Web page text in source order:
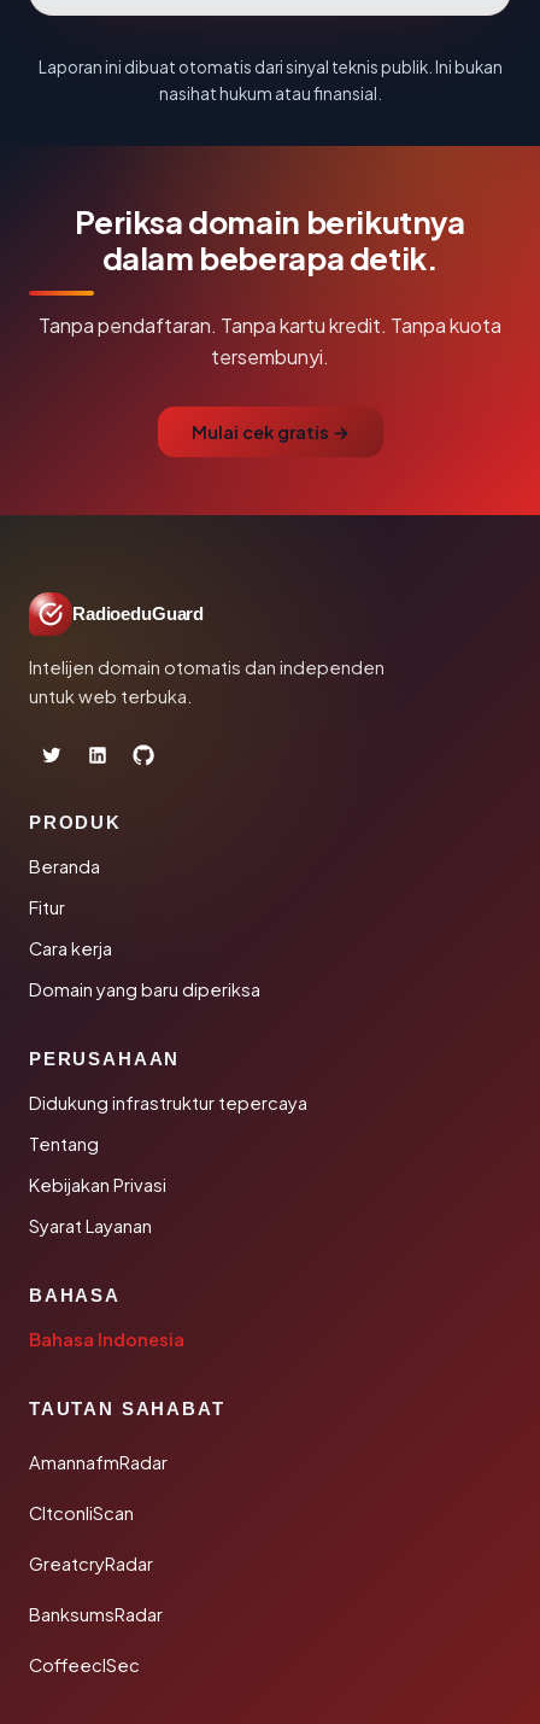
Laporan ini dibuat otomatis dari sinyal teknis publik. Ini bukan
nasihat hukum atau finansial.
Periksa domain berikutnya
dalam beberapa detik.
Tanpa pendaftaran. Tanpa kartu kredit. Tanpa kuota
tersembunyi.
Mulai cek gratis →
RadioeduGuard
Intelijen domain otomatis dan independen
untuk web terbuka.
PRODUK
Beranda
Fitur
Cara kerja
Domain yang baru diperiksa
PERUSAHAAN
Didukung infrastruktur tepercaya
Tentang
Kebijakan Privasi
Syarat Layanan
BAHASA
Bahasa Indonesia
TAUTAN SAHABAT
AmannafmRadar
CltconliScan
GreatcryRadar
BanksumsRadar
CoffeeclSec